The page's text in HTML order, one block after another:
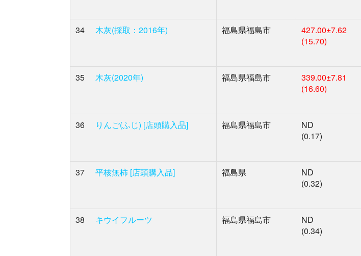
34
木灰(採取：2016年) 福島県福島市 427.00±7.62
(15.70)
35
木灰(2020年) 福島県福島市 339.00±7.81
(16.60)
36
りんご(ふじ) [店頭購入品] 福島県福島市
ND
(0.17)
37
平核無柿 [店頭購入品] 福島県
ND
(0.32)
38
キウイフルーツ 福島県福島市
ND
(0.34)